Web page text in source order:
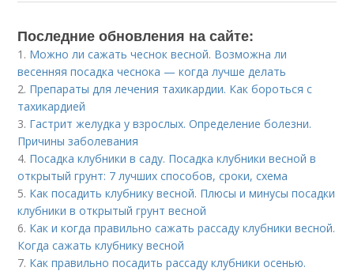
Последние обновления на сайте:
1. Можно ли сажать чеснок весной. Возможна ли
весенняя посадка чеснока — когда лучше делать
2. Препараты для лечения тахикардии. Как бороться с
тахикардией
3. Гастрит желудка у взрослых. Определение болезни.
Причины заболевания
4. Посадка клубники в саду. Посадка клубники весной в
открытый грунт: 7 лучших способов, сроки, схема
5. Как посадить клубнику весной. Плюсы и минусы посадки
клубники в открытый грунт весной
6. Как и когда правильно сажать рассаду клубники весной.
Когда сажать клубнику весной
7. Как правильно посадить рассаду клубники осенью.